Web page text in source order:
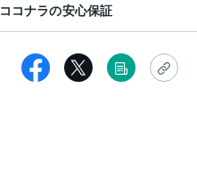
ココナラの安心保証